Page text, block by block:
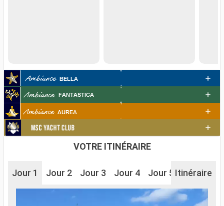
VOTRE ITINÉRAIRE
Jour 1 Jour 2 Jour 3 Jour 4 Jour 5 Jour 6
Itinéraire